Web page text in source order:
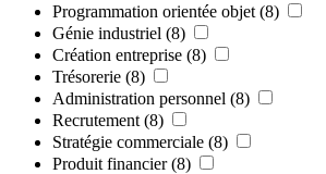
Programmation orientée objet (8)
Génie industriel (8)
Création entreprise (8)
Trésorerie (8)
Administration personnel (8)
Recrutement (8)
Stratégie commerciale (8)
Produit financier (8)